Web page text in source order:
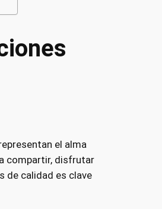
el alma
compartir, disfrutar
de calidad es clave